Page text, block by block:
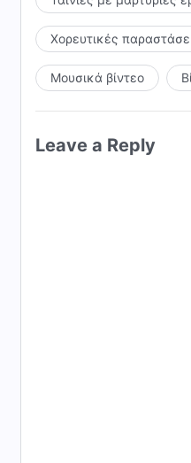
Χορευτικές
Μουσικά βίντεο
Leave a Reply